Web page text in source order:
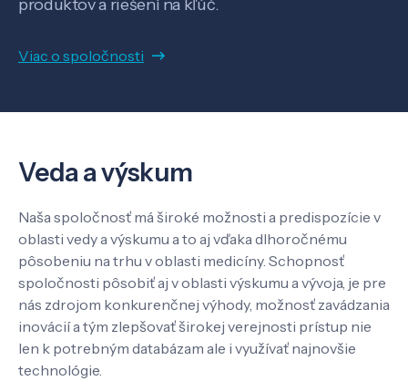
O nás
Kontakt
produktov a riešení na kľúč.
Viac o spoločnosti
Veda a výskum
Naša spoločnosť má široké možnosti a predispozície v
oblasti vedy a výskumu a to aj vďaka dlhoročnému
pôsobeniu na trhu v oblasti medicíny. Schopnosť
spoločnosti pôsobiť aj v oblasti výskumu a vývoja, je pre
nás zdrojom konkurenčnej výhody, možnosť zavádzania
inovácií a tým zlepšovať širokej verejnosti prístup nie
len k potrebným databázam ale i využívať najnovšie
technológie.